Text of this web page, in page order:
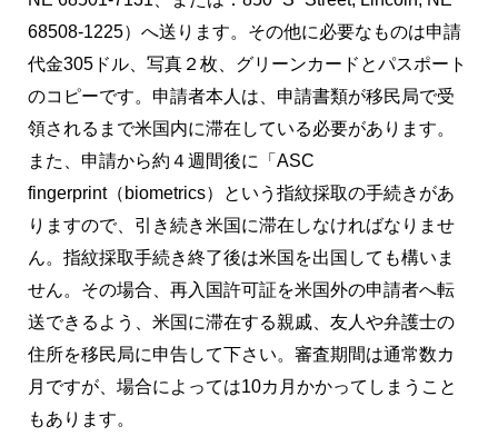
68508-1225）へ送ります。その他に必要なものは申請
代金305ドル、写真２枚、グリーンカードとパスポート
のコピーです。申請者本人は、申請書類が移民局で受
領されるまで米国内に滞在している必要があります。
また、申請から約４週間後に「ASC
fingerprint（biometrics）という指紋採取の手続きがあ
りますので、引き続き米国に滞在しなければなりませ
ん。指紋採取手続き終了後は米国を出国しても構いま
せん。その場合、再入国許可証を米国外の申請者へ転
送できるよう、米国に滞在する親戚、友人や弁護士の
住所を移民局に申告して下さい。審査期間は通常数カ
月ですが、場合によっては10カ月かかってしまうこと
もあります。